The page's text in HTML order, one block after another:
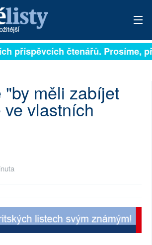
DNÍ
příspěvcích čtenářů. Prosíme,
"by měli zabíjet
vlastních